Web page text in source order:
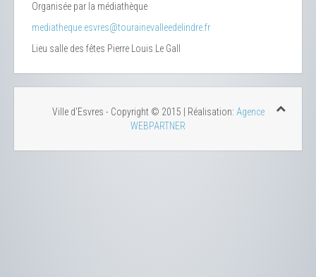
Organisée par la médiathèque
mediatheque.esvres@tourainevalleedelindre.fr
Lieu salle des fêtes Pierre Louis Le Gall
Ville d'Esvres - Copyright © 2015 | Réalisation: Agence
WEBPARTNER